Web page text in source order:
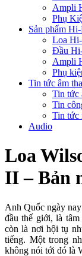
Ampli
Phụ
Sản phẩm
Loa
Đầu
Ampli
Phụ
Tin tức âm
Tin tức
Tin
Tin tức
Audio
Loa
II – Bản
Anh Quốc ngày
đầu thế giới, là
còn là nơi hội tụ
tiếng. Một trong
không nói tới đó là